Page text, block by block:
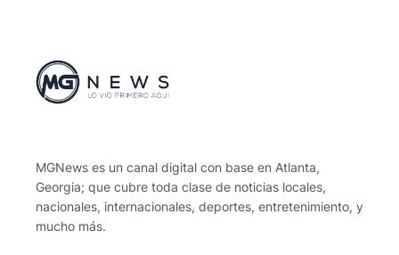
MGNews es un canal digital con base en Atlanta,
Georgia; que cubre toda clase de noticias locales,
nacionales, internacionales, deportes, entretenimiento, y
mucho más.